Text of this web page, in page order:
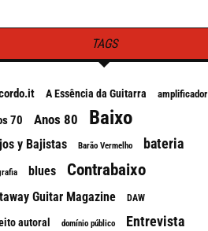
TAGS
A Essência da Guitarra amplificador
70 Anos 80 Baixo
y Bajistas Barão Vermelho bateria
blues Contrabaixo
Guitar Magazine DAW
autoral domínio público Entrevista